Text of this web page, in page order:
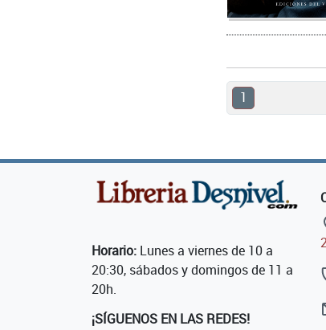
1
Horario: Lunes a viernes de 10 a
20:30, sábados y domingos de 11 a
20h.
¡SÍGUENOS EN LAS REDES!